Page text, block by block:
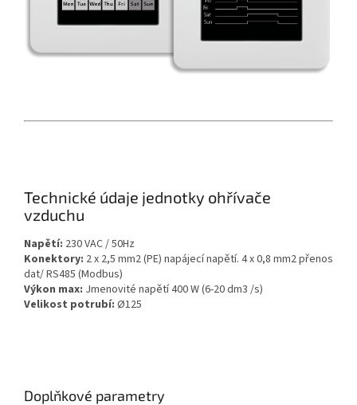
Technické údaje jednotky ohřívače
vzduchu
Napětí: 230 VAC / 50Hz
Konektory: 2 x 2,5 mm2 (PE) napájecí napětí. 4 x 0,8 mm2 přenos
dat/ RS485 (Modbus)
Výkon max: Jmenovité napětí 400 W (6-20 dm3 /s)
Velikost potrubí: Ø125
Doplňkové parametry